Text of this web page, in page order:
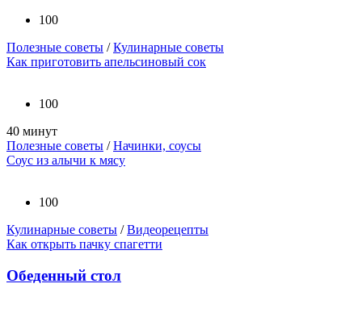
100
Полезные советы /Кулинарные советы
Как приготовить апельсиновый сок
100
40 минут
Полезные советы /Начинки, соусы
Соус из алычи к мясу
100
Кулинарные советы /Видеорецепты
Как открыть пачку спагетти
Обеденный стол